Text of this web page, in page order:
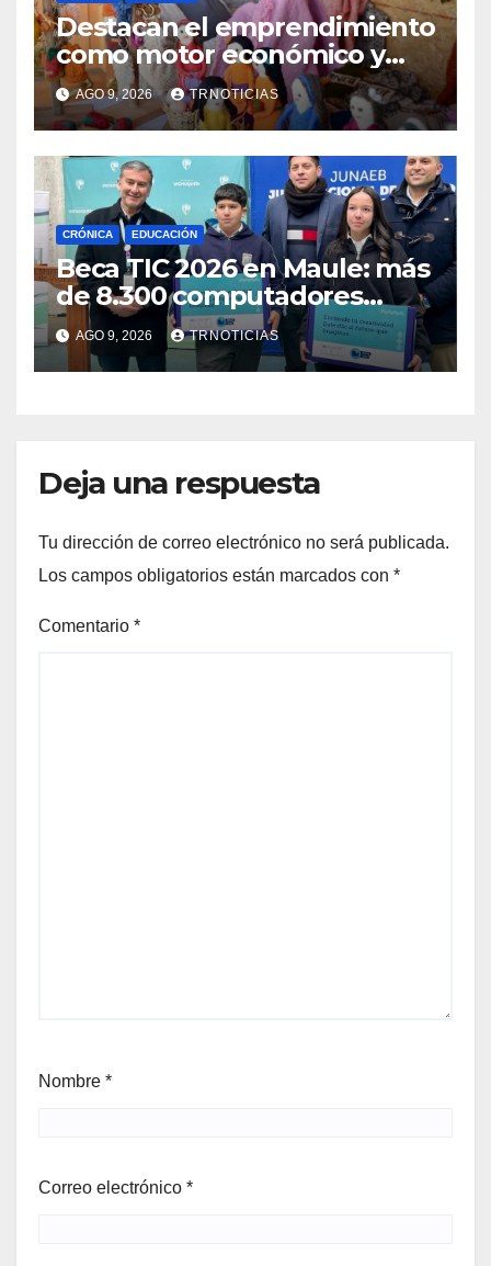
Destacan el emprendimiento
como motor económico y
anuncia fortalecer apoyos
para empleo autónomo
AGO 9, 2026 TRNOTICIAS
CRÓNICA EDUCACIÓN
Beca TIC 2026 en Maule: más
de 8.300 computadores
están siendo entregados en
la región
AGO 9, 2026 TRNOTICIAS
Deja una respuesta
Tu dirección de correo electrónico no será publicada.
Los campos obligatorios están marcados con *
Comentario *
Nombre *
Correo electrónico *